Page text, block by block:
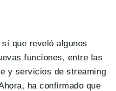
que reveló algunos
funciones, entre las
y servicios de streaming
ha confirmado que